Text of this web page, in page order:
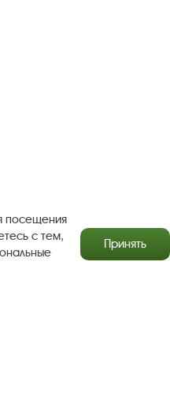
Плесский государственный
и художественный
посещения
с тем,
Принять